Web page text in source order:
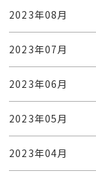
2023年08月
2023年07月
2023年06月
2023年05月
2023年04月